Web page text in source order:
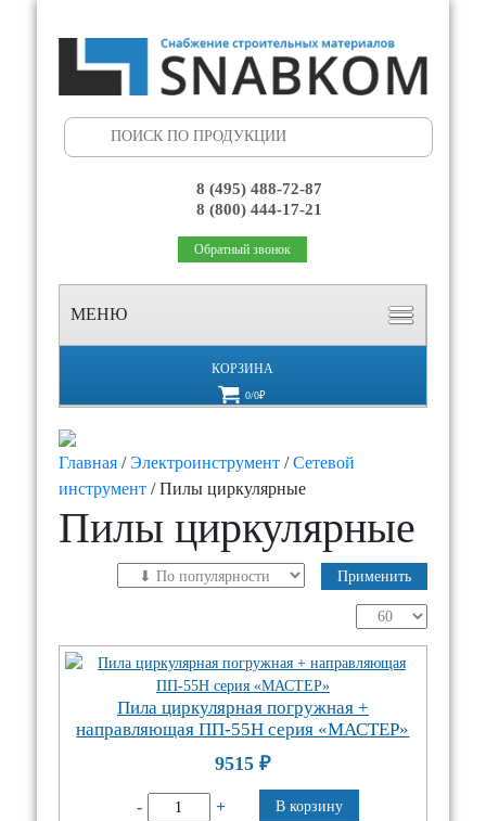
Search
for:
8 (495) 488-72-87
8 (800) 444-17-21
Обратный звонок
МЕНЮ
КОРЗИНА
0/0₽
Главная/Электроинструмент/Сетевой
инструмент/ Пилы циркулярные
Пилы циркулярные
Применить
Пила циркулярная погружная +
направляющая ПП-55Н серия «МАСТЕР»
9515₽
- + В корзину